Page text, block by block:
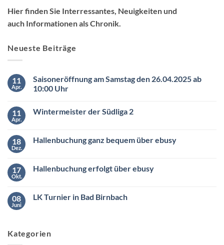
Hier finden Sie Interressantes, Neuigkeiten und
auch Informationen als Chronik.
Neueste Beiträge
11
Apr.
Saisoneröffnung am Samstag den 26.04.2025 ab
10:00 Uhr
zu
den
26.04.2025
11
Apr.
Wintermeister der Südliga 2
Wintermeister
18
Dez.
Hallenbuchung ganz bequem über ebusy
Hallenbuchung
ebusy
17
Okt.
Hallenbuchung erfolgt über ebusy
Hallenbuchung
08
Juni
LK Turnier in Bad Birnbach
Turnier
Kategorien